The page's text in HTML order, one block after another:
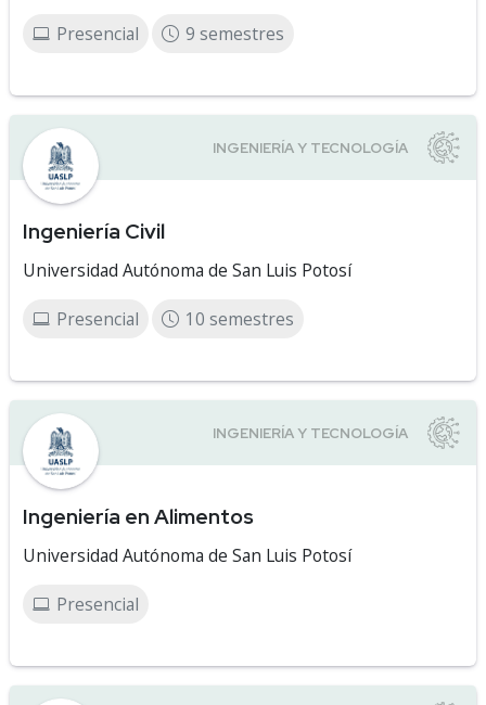
Presencial 9 semestres
Ingeniería Civil
Universidad Autónoma de San Luis Potosí
Presencial 10 semestres
Ingeniería en Alimentos
Universidad Autónoma de San Luis Potosí
Presencial